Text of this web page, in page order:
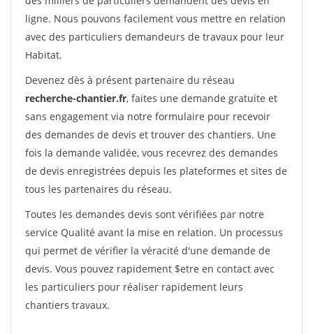
ligne. Nous pouvons facilement vous mettre en relation
avec des particuliers demandeurs de travaux pour leur
Habitat.
Devenez dès à présent partenaire du réseau
recherche-chantier.fr, faites une demande gratuite et
sans engagement via notre formulaire pour recevoir
des demandes de devis et trouver des chantiers. Une
fois la demande validée, vous recevrez des demandes
de devis enregistrées depuis les plateformes et sites de
tous les partenaires du réseau.
Toutes les demandes devis sont vérifiées par notre
service Qualité avant la mise en relation. Un processus
qui permet de vérifier la véracité d'une demande de
devis. Vous pouvez rapidement $etre en contact avec
les particuliers pour réaliser rapidement leurs
chantiers travaux.